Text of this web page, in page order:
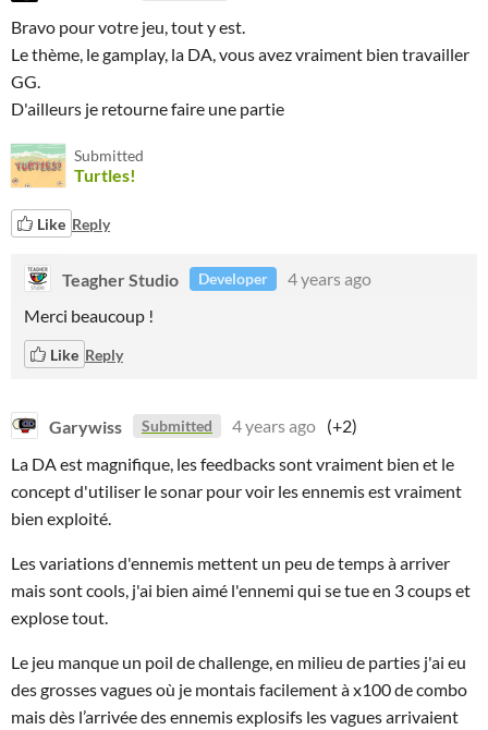
Bravo pour votre jeu, tout y est.
Le thème, le gamplay, la DA, vous avez vraiment bien travailler
GG.
D'ailleurs je retourne faire une partie
Submitted
Turtles!
Like Reply
Teagher Studio Developer
4 years ago
Merci beaucoup !
Like Reply
Garywiss Submitted 4 years ago (+2)
La DA est magnifique, les feedbacks sont vraiment bien et le
concept d'utiliser le sonar pour voir les ennemis est vraiment
bien exploité.
Les variations d'ennemis mettent un peu de temps à arriver
mais sont cools, j'ai bien aimé l'ennemi qui se tue en 3 coups et
explose tout.
Le jeu manque un poil de challenge, en milieu de parties j'ai eu
des grosses vagues où je montais facilement à x100 de combo
mais dès l’arrivée des ennemis explosifs les vagues arrivaient